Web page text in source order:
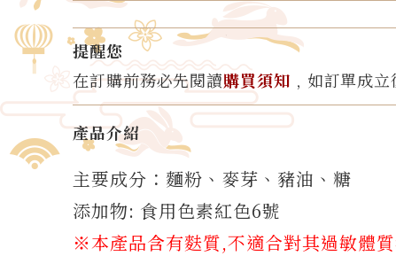
提醒您
在訂購前務必先閱讀購買須知 ﹐如訂單成
產品介紹
主要成分：麵粉、麥芽、豬油、糖
添加物: 食用色素紅色6號
※本產品含有麩質,不適合對其過敏體